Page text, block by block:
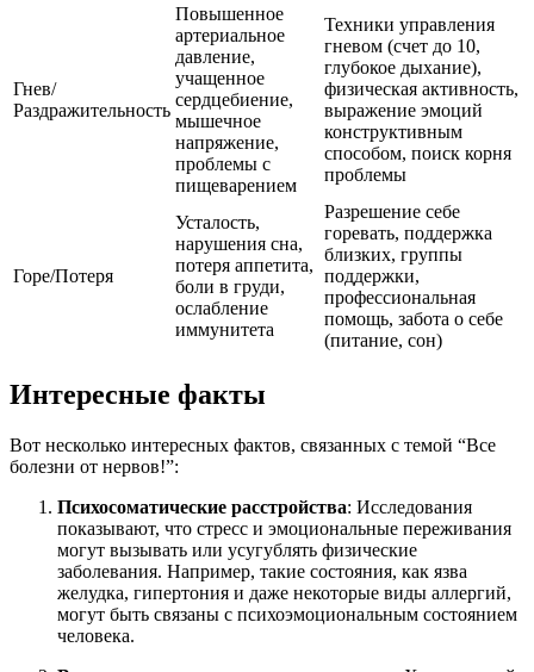
Гнев/
Раздражительность
Повышенное
артериальное
давление,
учащенное
сердцебиение,
мышечное
напряжение,
проблемы с
пищеварением
Техники управления
гневом (счет до 10,
глубокое дыхание),
физическая активность,
выражение эмоций
конструктивным
способом, поиск корня
проблемы
Горе/Потеря
Усталость,
нарушения сна,
потеря аппетита,
боли в груди,
ослабление
иммунитета
Разрешение себе
горевать, поддержка
близких, группы
поддержки,
профессиональная
помощь, забота о себе
(питание, сон)
Интересные факты
Вот несколько интересных фактов, связанных с темой “Все
болезни от нервов!”:
Психосоматические расстройства: Исследования
показывают, что стресс и эмоциональные переживания
могут вызывать или усугублять физические
заболевания. Например, такие состояния, как язва
желудка, гипертония и даже некоторые виды аллергий,
могут быть связаны с психоэмоциональным состоянием
человека.